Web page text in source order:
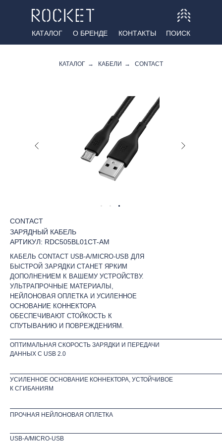
О БРЕНДЕ КОНТАКТЫ ПОИСК
КАТАЛОГ
КАТАЛОГ → КАБЕЛИ → CONTACT
CONTACT
ЗАРЯДНЫЙ КАБЕЛЬ
КАБЕЛЬ CONTACT USB-A/MICRO-USB ДЛЯ
БЫСТРОЙ ЗАРЯДКИ СТАНЕТ ЯРКИМ
ДОПОЛНЕНИЕМ К ВАШЕМУ УСТРОЙСТВУ.
УЛЬТРАПРОЧНЫЕ МАТЕРИАЛЫ,
НЕЙЛОНОВАЯ ОПЛЕТКА И УСИЛЕННОЕ
ОСНОВАНИЕ КОННЕКТОРА
ОБЕСПЕЧИВАЮТ СТОЙКОСТЬ К
СПУТЫВАНИЮ И ПОВРЕЖДЕНИЯМ.
АРТИКУЛ: RDC505BL01CT-AM
УСИЛЕННОЕ ОСНОВАНИЕ КОННЕКТОРА, УСТОЙЧИВОЕ
К СГИБАНИЯМ
ПРОЧНАЯ НЕЙЛОНОВАЯ ОПЛЕТКА
ОПТИМАЛЬНАЯ СКОРОСТЬ ЗАРЯДКИ И ПЕРЕДАЧИ
ДАННЫХ C USB 2.0
USB-A/MICRO-USB